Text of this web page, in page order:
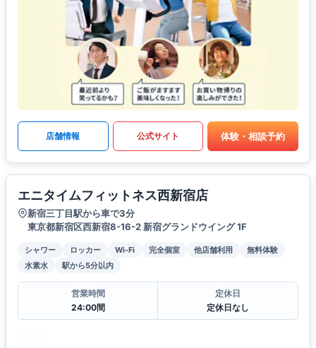
店舗情報 公式サイト 体験・相談予約
エニタイムフィットネス西新宿店
新宿三丁目駅から車で3分
東京都新宿区西新宿8-16-2 新宿グランドウイング 1F
シャワー ロッカー Wi-Fi 完全個室 他店舗利用
無料体験
水素水
駅から5分以内
営業時間
24:00間
定休日
定休日なし